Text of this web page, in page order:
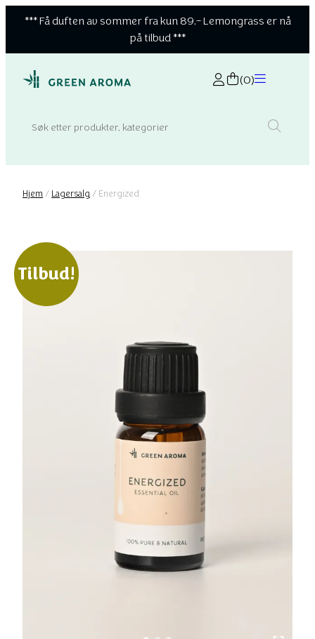
*** Få duften av sommer fra kun 89,- Lemongrass er nå
på tilbud ***
(0)
Search:
Hjem / Lagersalg / Energized
Tilbud!